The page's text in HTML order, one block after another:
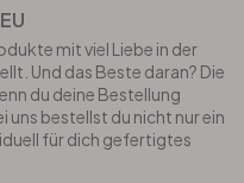
mit viel Liebe in der
Und das Beste daran? Die
du deine Bestellung
bestellst du nicht nur ein
für dich gefertigtes